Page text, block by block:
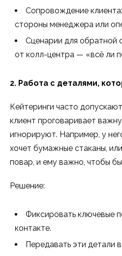
Сопровождение
стороны менеджера или
Сценарии для обратной
от колл-центра — «всё ли
2. Работа с деталями,
Кейтеринги часто
клиент проговаривает
игнорируют. Например, у
хочет бумажные стаканы,
повар, и ему важно, чтобы
Решение:
Фиксировать ключевые
контакте.
Передавать эти детали